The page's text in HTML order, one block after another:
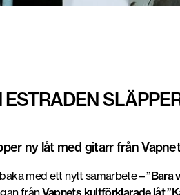
ny låt med gitarr från
med ett nytt samarbete –”Bara